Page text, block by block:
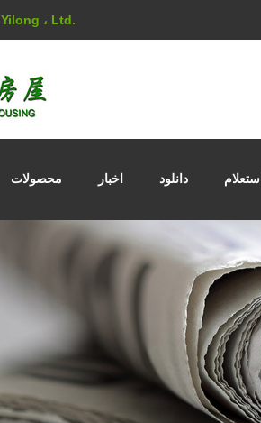
شرکت فناوری مسکن یکپارچه Yilong ، Ltd.
محصولات اخبار دانلود